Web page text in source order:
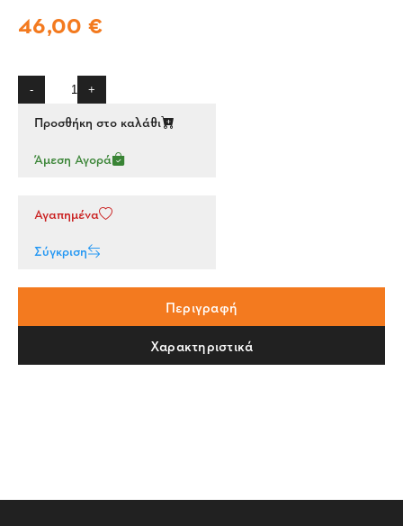
46,00 €
- +
Προσθήκη στο καλάθι
Άμεση Αγορά
Αγαπημένα
Σύγκριση
Περιγραφή
Χαρακτηριστικά